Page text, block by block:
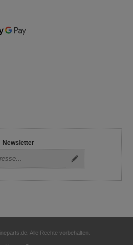
Newsletter
Alle Rechte vorbehalten.